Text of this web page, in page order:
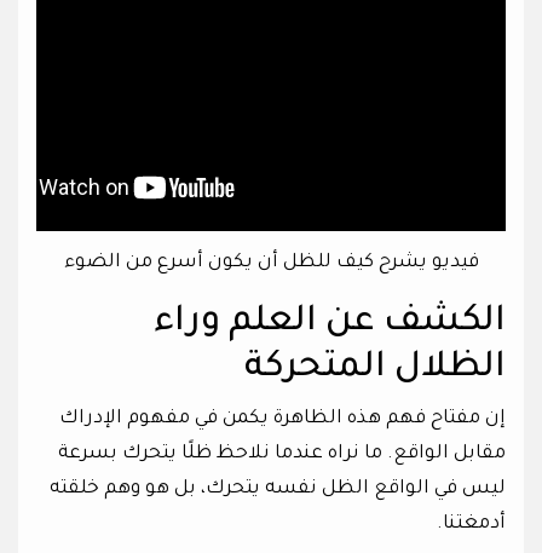
فيديو يشرح كيف للظل أن يكون أسرع من الضوء
الكشف عن العلم وراء
الظلال المتحركة
إن مفتاح فهم هذه الظاهرة يكمن في مفهوم الإدراك
مقابل الواقع. ما نراه عندما نلاحظ ظلًا يتحرك بسرعة
ليس في الواقع الظل نفسه يتحرك، بل هو وهم خلقته
أدمغتنا.